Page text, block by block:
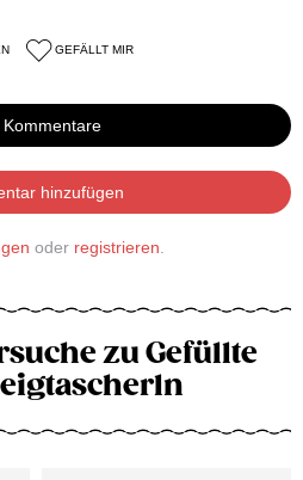
GEFÄLLT MIR
Kommentare
hinzufügen
oder registrieren.
zu Gefüllte